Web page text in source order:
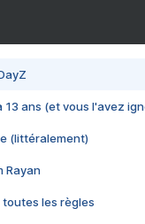
13 ans (et vous l'avez
(littéralement)
Rayan
toutes les règles